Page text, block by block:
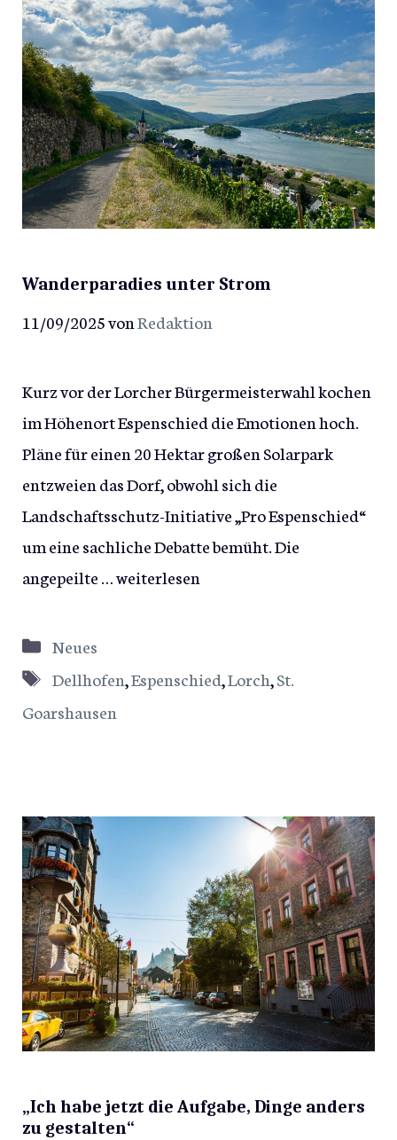
Wanderparadies unter Strom
11/09/2025vonRedaktion
Kurz vor der Lorcher Bürgermeisterwahl kochen
im Höhenort Espenschied die Emotionen hoch.
Pläne für einen 20 Hektar großen Solarpark
entzweien das Dorf, obwohl sich die
Landschaftsschutz-Initiative „Pro Espenschied“
um eine sachliche Debatte bemüht. Die
angepeilte …weiterlesen
Kategorien
Neues
Schlagwörter
Dellhofen,Espenschied,Lorch,St.
Goarshausen
„Ich habe jetzt die Aufgabe, Dinge anders
zu gestalten“